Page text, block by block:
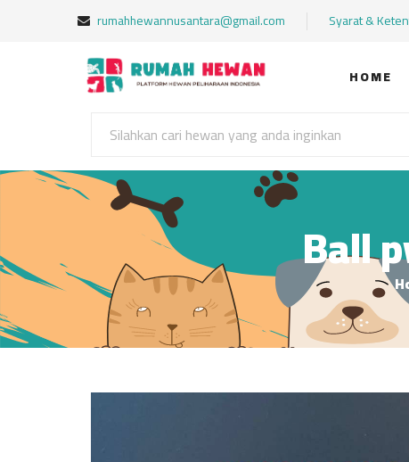
rumahhewannusantara@gmail.com Syarat &
HOME
Ball